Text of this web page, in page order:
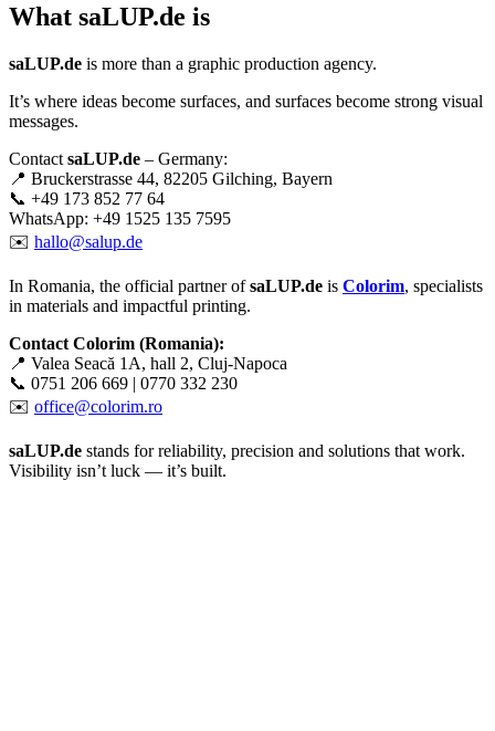
What saLUP.de is
saLUP.de is more than a graphic production agency.
It’s where ideas become surfaces, and surfaces become strong visual
messages.
Contact saLUP.de – Germany:
📍 Bruckerstrasse 44, 82205 Gilching, Bayern
📞 +49 173 852 77 64
WhatsApp: +49 1525 135 7595
✉️ hallo@salup.de
In Romania, the official partner ofsaLUP.de is Colorim, specialists
in materials and impactful printing.
Contact Colorim (Romania):
📍 Valea Seacă 1A, hall 2, Cluj-Napoca
📞 0751 206 669 | 0770 332 230
✉️ office@colorim.ro
saLUP.de stands for reliability, precision and solutions that work.
Visibility isn’t luck — it’s built.